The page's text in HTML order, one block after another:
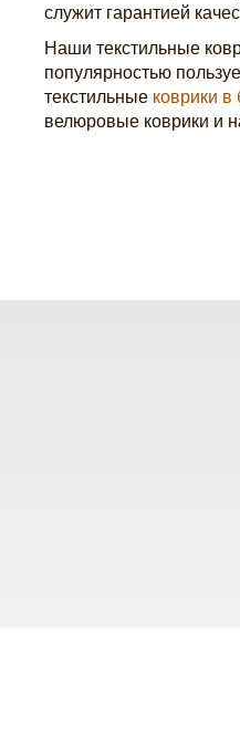
служит гарантией
Наши текстильные
популярностью
текстильные коврики в
велюровые коврики и